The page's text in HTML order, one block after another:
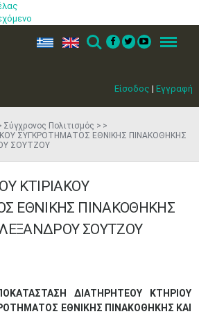
Είσοδος | Εγγραφή
ελ en Search Menu
Σύγχρονος Πολιτισμός
ΣΥΓΚΡΟΤΗΜΑΤΟΣ ΕΘΝΙΚΗΣ ΠΙΝΑΚΟΘΗΚΗΣ
ΣΟΥΤΖΟΥ
ΚΤΙΡΙΑΚΟΥ
ΕΘΝΙΚΗΣ ΠΙΝΑΚΟΘΗΚΗΣ
ΣΟΥΤΖΟΥ
ΔΙΑΤΗΡΗΤΕΟΥ ΚΤΗΡΙΟΥ
ΕΘΝΙΚΗΣ ΠΙΝΑΚΟΘΗΚΗΣ ΚΑΙ